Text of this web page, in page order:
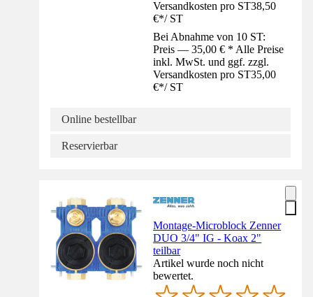
Versandkosten pro ST38,50
€*/ ST
Bei Abnahme von 10 ST:
Preis — 35,00 € * Alle Preise
inkl. MwSt. und ggf. zzgl.
Versandkosten pro ST35,00
€*/ ST
Online bestellbar
Reservierbar
Montage-Microblock Zenner
DUO 3/4" IG - Koax 2"
teilbar
Artikel wurde noch nicht
bewertet.